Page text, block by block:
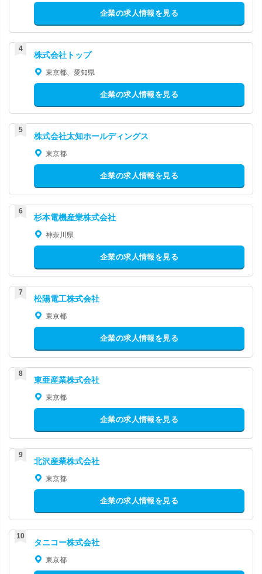
企業の求人情報を見る
株式会社トップ
東京都、愛知県
企業の求人情報を見る
株式会社太知ホールディングス
東京都
企業の求人情報を見る
杉本電機産業株式会社
神奈川県
企業の求人情報を見る
松陽電工株式会社
東京都
企業の求人情報を見る
東亜産業株式会社
東京都
企業の求人情報を見る
北沢産業株式会社
東京都
企業の求人情報を見る
タニコー株式会社
東京都